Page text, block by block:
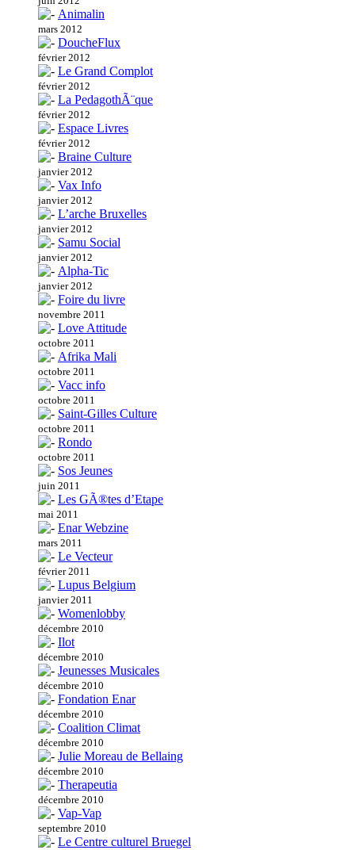
Animalin
mars 2012
DoucheFlux
février 2012
Le Grand Complot
février 2012
La PedagothÃ¨que
février 2012
Espace Livres
février 2012
Braine Culture
janvier 2012
Vax Info
janvier 2012
L’arche Bruxelles
janvier 2012
Samu Social
janvier 2012
Alpha-Tic
janvier 2012
Foire du livre
novembre 2011
Love Attitude
octobre 2011
Afrika Mali
octobre 2011
Vacc info
octobre 2011
Saint-Gilles Culture
octobre 2011
Rondo
octobre 2011
Sos Jeunes
juin 2011
Les GÃ®tes d’Etape
mai 2011
Enar Webzine
mars 2011
Le Vecteur
février 2011
Lupus Belgium
janvier 2011
Womenlobby
décembre 2010
Ilot
décembre 2010
Jeunesses Musicales
décembre 2010
Fondation Enar
décembre 2010
Coalition Climat
décembre 2010
Julie Moreau de Bellaing
décembre 2010
Therapeutia
décembre 2010
Vap-Vap
septembre 2010
Le Centre culturel Bruegel